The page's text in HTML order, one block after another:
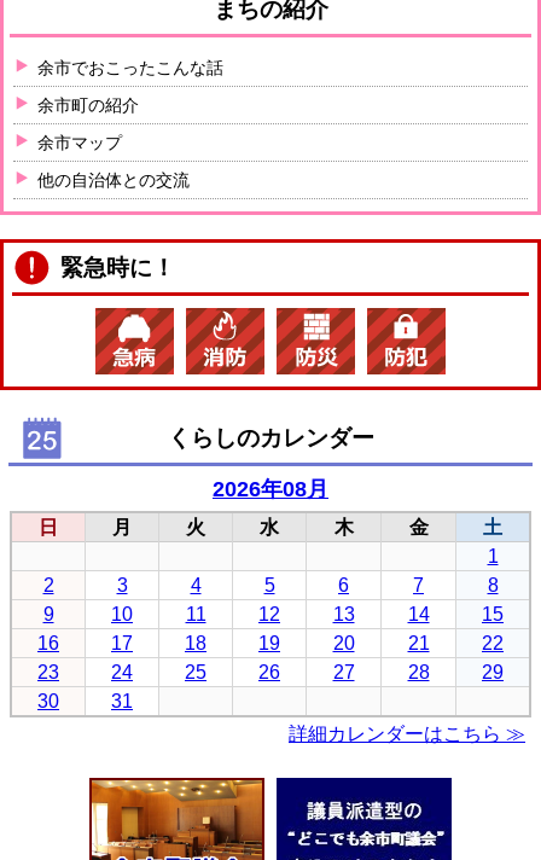
まちの紹介
余市でおこったこんな話
余市町の紹介
余市マップ
他の自治体との交流
緊急時に！
くらしのカレンダー